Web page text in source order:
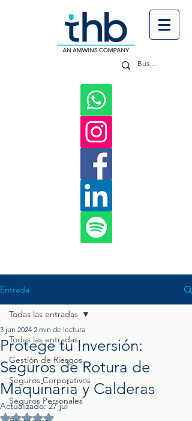
Entrada
Todas las entradas
Gestión de Riesgos
Seguros Corporativos
Seguros Personales
Todas las entradas
Protege tu Inversión:
Seguros de Rotura de
Maquinaria y Calderas
3 jun 2024 2 min de lectura
Actualizado:27 jul
Obtuvo NaN de 5 estrellas.